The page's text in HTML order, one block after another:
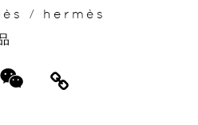
/
hermès